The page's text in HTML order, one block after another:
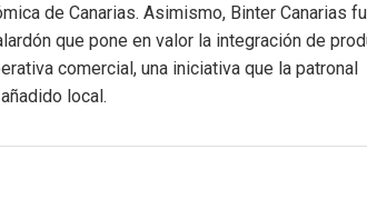
de Canarias. Asimismo, Binter Canarias
que pone en valor la integración de
comercial, una iniciativa que la patronal
local.